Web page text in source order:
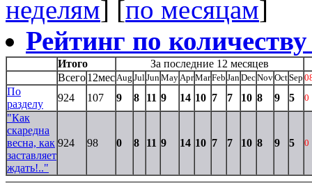
неделям] [по месяцам]
Рейтинг по
Итого
За последние 12 месяцев
Всего12мес Aug Jul Jun May AprMarFeb Jan DecNovOctSep
По
разделу
924 107 9 8 11 9 14 10 7 7 10 8 9 5 0
"Как
скаредна
весна, как
заставляет
ждать!.."
924 98 0 8 11 9 14 10 7 7 10 8 9 5 0